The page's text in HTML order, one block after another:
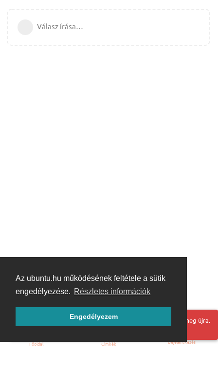
Az ubuntu.hu működésének feltétele a sütik
engedélyezése. Részletes információk
Engedélyezem
Válasz írása…
Hoppá! Valami hiba történt. Frissítse az oldalt és próbálja meg újra.
Főoldal Címkék Bejelentkezés